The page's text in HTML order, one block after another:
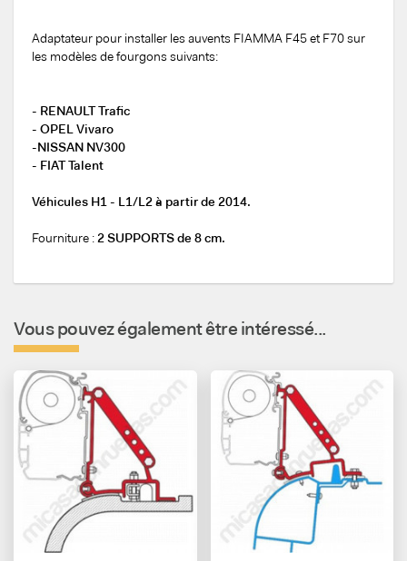
Adaptateur pour installer les auvents FIAMMA F45 et F70 sur
les modèles de fourgons suivants:
- RENAULT Trafic
- OPEL Vivaro
-NISSAN NV300
- FIAT Talent
Véhicules H1 - L1/L2 à partir de 2014.
Fourniture : 2 SUPPORTS de 8 cm.
Vous pouvez également être intéressé...